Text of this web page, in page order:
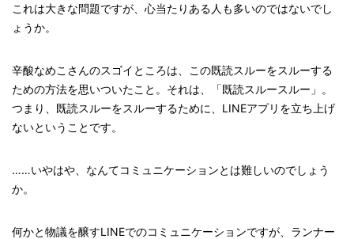
これは大きな問題ですが、心当たりある人も多いのではないでし
ょうか。
辛酸なめこさんのスゴイところは、この既読スルーをスルーする
ための方法を思いついたこと。それは、「既読スルースルー」。
つまり、既読スルーをスルーするために、LINEアプリを立ち上げ
ないということです。
……いやはや、なんてコミュニケーションとは難しいのでしょう
か。
何かと物議を醸すLINEでのコミュニケーションですが、ランナー